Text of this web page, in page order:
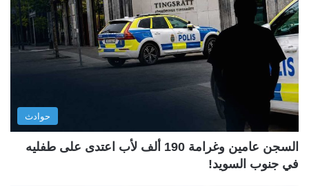
حوادث
السجن عامين وغرامة 190 ألف لأب اعتدى على طفليه
في جنوب السويد!